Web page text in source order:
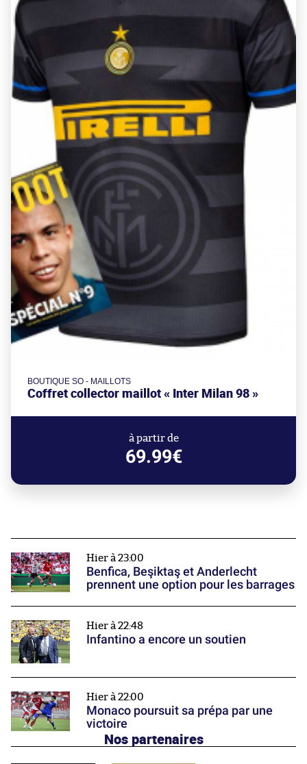
BOUTIQUE SO - MAILLOTS
Coffret collector maillot « Inter Milan 98 »
à partir de
69.99€
Hier à 23:00
Benfica, Beşiktaş et Anderlecht
prennent une option pour les barrages
Hier à 22:48
Infantino a encore un soutien
Hier à 22:00
Monaco poursuit sa prépa par une
victoire
Nos partenaires